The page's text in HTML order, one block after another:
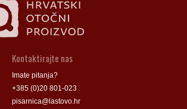
Kontaktirajte nas
Imate pitanja?
+385 (0)20 801-023
pisarnica@lastovo.hr